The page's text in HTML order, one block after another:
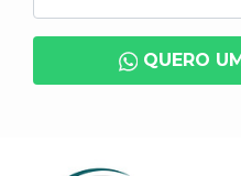
QUERO